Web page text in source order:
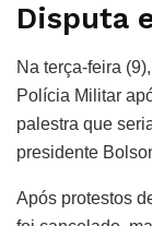
Disputa
Na terça-feira
Polícia Militar
palestra que
presidente
Após protestos